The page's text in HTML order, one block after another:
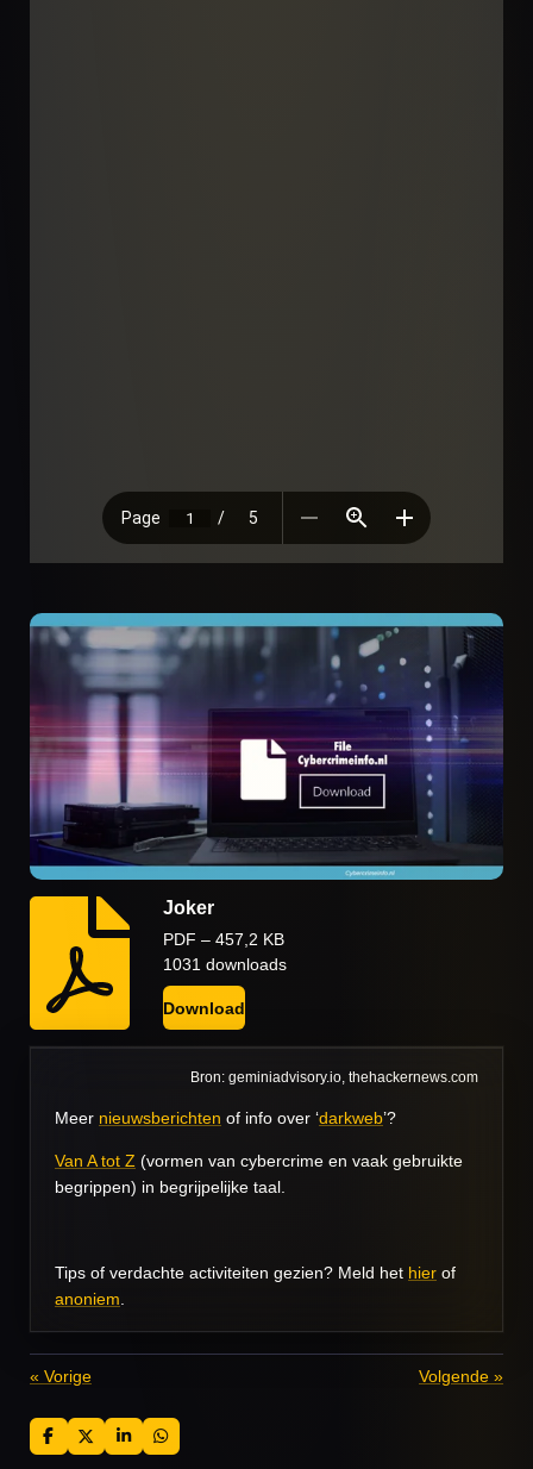
Joker
PDF – 457,2 KB
1031 downloads
Download
Bron: geminiadvisory.io, thehackernews.com
Meer nieuwsberichten of info over ‘darkweb’?
Van A tot Z (vormen van cybercrime en vaak gebruikte
begrippen) in begrijpelijke taal.
Tips of verdachte activiteiten gezien? Meld het hier of
anoniem
« Vorige Volgende »
D
e
D
e
S
h
D
e